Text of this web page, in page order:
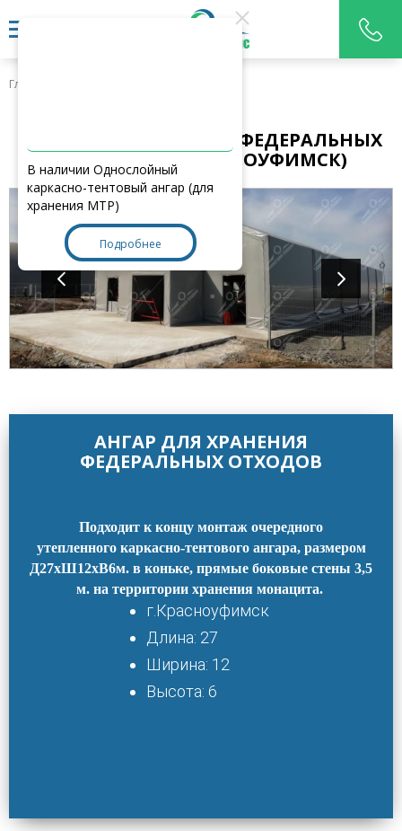
Главная
АНГАР ДЛЯ ХРАНЕНИЯ ФЕДЕРАЛЬНЫХ
ОТХОДОВ (Г. КРАСНОУФИМСК)
АНГАР ДЛЯ ХРАНЕНИЯ
ФЕДЕРАЛЬНЫХ ОТХОДОВ
Подходит к концу монтаж очередного
утепленного каркасно-тентового ангара, размером
Д27хШ12хВ6м. в коньке, прямые боковые стены 3,5
м. на территории хранения монацита.
г.Красноуфимск
Длина: 27
Ширина: 12
Высота: 6
В наличии Однослойный
каркасно-тентовый ангар (для
хранения МТР)
Подробнее